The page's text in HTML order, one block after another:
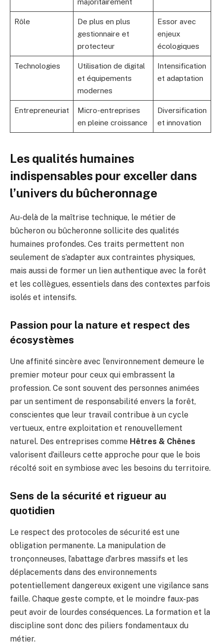
majoritairement
Rôle
De plus en plus
gestionnaire et
protecteur
Essor avec
enjeux
écologiques
Technologies
Utilisation de digital
et équipements
modernes
Intensification
et adaptation
Entrepreneuriat
Micro-entreprises
en pleine croissance
Diversification
et innovation
Les qualités humaines
indispensables pour exceller dans
l’univers du bûcheronnage
Au-delà de la maîtrise technique, le métier de
bûcheron ou bûcheronne sollicite des qualités
humaines profondes. Ces traits permettent non
seulement de s’adapter aux contraintes physiques,
mais aussi de former un lien authentique avec la forêt
et les collègues, essentiels dans des contextes parfois
isolés et intensifs.
Passion pour la nature et respect des
écosystèmes
Une affinité sincère avec l’environnement demeure le
premier moteur pour ceux qui embrassent la
profession. Ce sont souvent des personnes animées
par un sentiment de responsabilité envers la forêt,
conscientes que leur travail contribue à un cycle
vertueux, entre exploitation et renouvellement
naturel. Des entreprises comme Hêtres & Chênes
valorisent d’ailleurs cette approche pour que le bois
récolté soit en symbiose avec les besoins du territoire.
Sens de la sécurité et rigueur au
quotidien
Le respect des protocoles de sécurité est une
obligation permanente. La manipulation de
tronçonneuses, l’abattage d’arbres massifs et les
déplacements dans des environnements
potentiellement dangereux exigent une vigilance sans
faille. Chaque geste compte, et le moindre faux-pas
peut avoir de lourdes conséquences. La formation et la
discipline sont donc des piliers fondamentaux du
métier.